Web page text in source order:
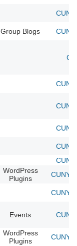
Group Blogs
WordPress
Plugins
CUNY
CUNY
Events
WordPress
Plugins
CUNY